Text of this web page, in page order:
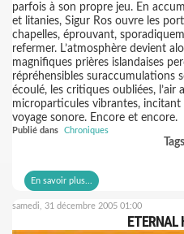
parfois à son propre jeu. En
et litanies, Sigur Ros ouvre les
chapelles, éprouvant,
refermer. L’atmosphère devient
magnifiques prières islandaises
répréhensibles suraccumulations
écoulé, les critiques oubliées,
microparticules vibrantes, incitant
voyage sonore. Encore et encore.
Publié dans Chroniques
En savoir plus...
samedi, 31 décembre 2005 01:00
ETERNAL